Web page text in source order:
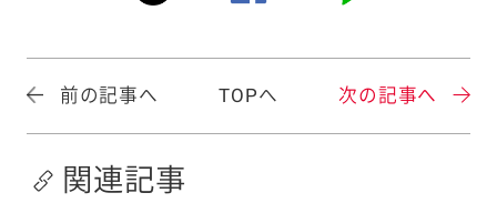
前の記事へ TOPへ 次の記事へ
関連記事